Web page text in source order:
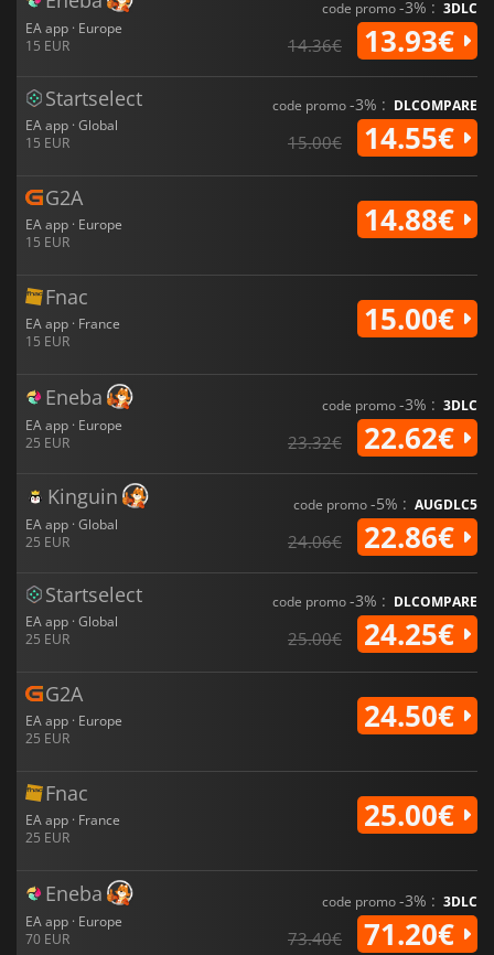
EA app · Europe
15 EUR
code promo-3% : 3DLC
14.36€ 13.93€
Startselect
EA app · Global
15 EUR
code promo-3% : DLCOMPARE
15.00€ 14.55€
G2A
EA app · Europe
15 EUR
14.88€
Fnac
EA app · France
15 EUR
15.00€
Eneba
EA app · Europe
25 EUR
code promo-3% : 3DLC
23.32€ 22.62€
Kinguin
EA app · Global
25 EUR
code promo-5% : AUGDLC5
24.06€ 22.86€
Startselect
EA app · Global
25 EUR
code promo-3% : DLCOMPARE
25.00€ 24.25€
G2A
EA app · Europe
25 EUR
24.50€
Fnac
EA app · France
25 EUR
25.00€
Eneba
EA app · Europe
70 EUR
code promo-3% : 3DLC
73.40€ 71.20€